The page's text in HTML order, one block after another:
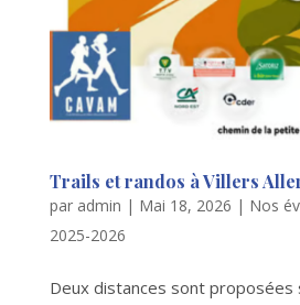
Trails et randos à Villers
par admin | Mai 18, 2026 | Nos
2025-2026
Deux distances sont